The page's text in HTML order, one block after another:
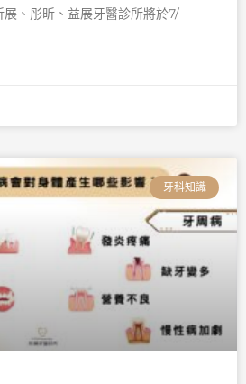
、彤昕、益展牙醫診所將於7/
牙科知識